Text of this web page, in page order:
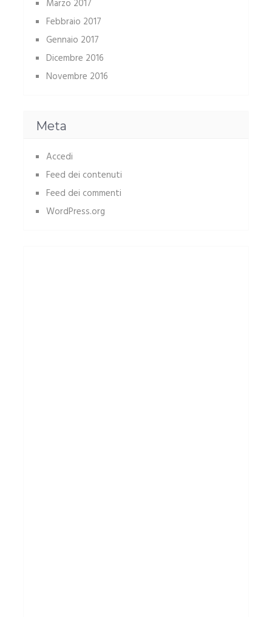
Marzo 2017
Febbraio 2017
Gennaio 2017
Dicembre 2016
Novembre 2016
Meta
Accedi
Feed dei contenuti
Feed dei commenti
WordPress.org